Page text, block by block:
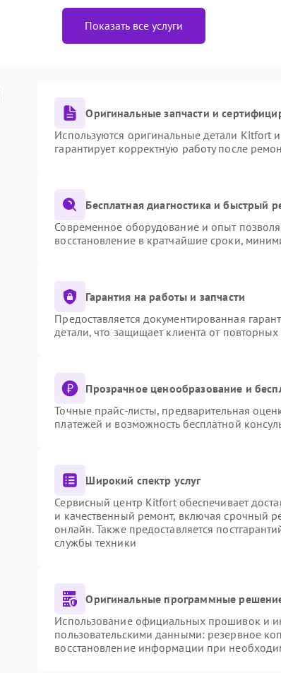
Показать все услуги
Оригинальные запчасти и
Используются оригинальные детали
гарантирует корректную работу после
Бесплатная диагностика и быстрый
Современное оборудование и опыт
восстановление в кратчайшие сроки,
Гарантия на работы и запчасти
Предоставляется документированная
детали, что защищает клиента от
Прозрачное ценообразование и
Точные прайс-листы, предварительная
платежей и возможность бесплатной
Широкий спектр услуг
Сервисный центр Kitfort обеспечивает
и качественный ремонт, включая срочный
онлайн. Также предоставляется
службы техники
Оригинальные программные
Использование официальных прошивок и
пользовательскими данными: резервное
восстановление информации при